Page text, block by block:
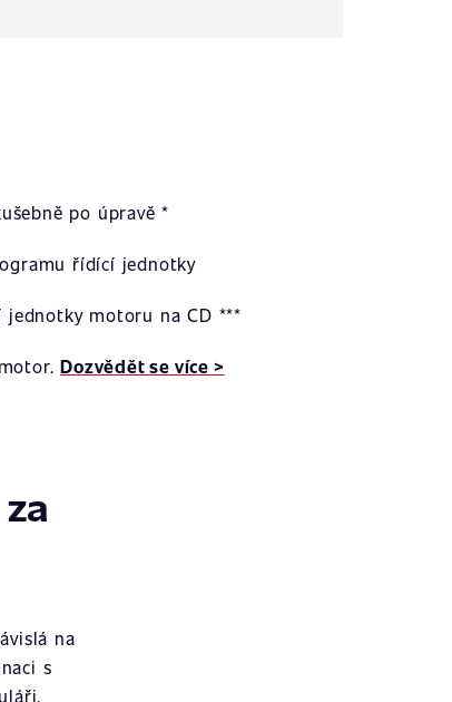
po úpravě *
řídící jednotky
motoru na CD ***
Dozvědět se více >
na
s